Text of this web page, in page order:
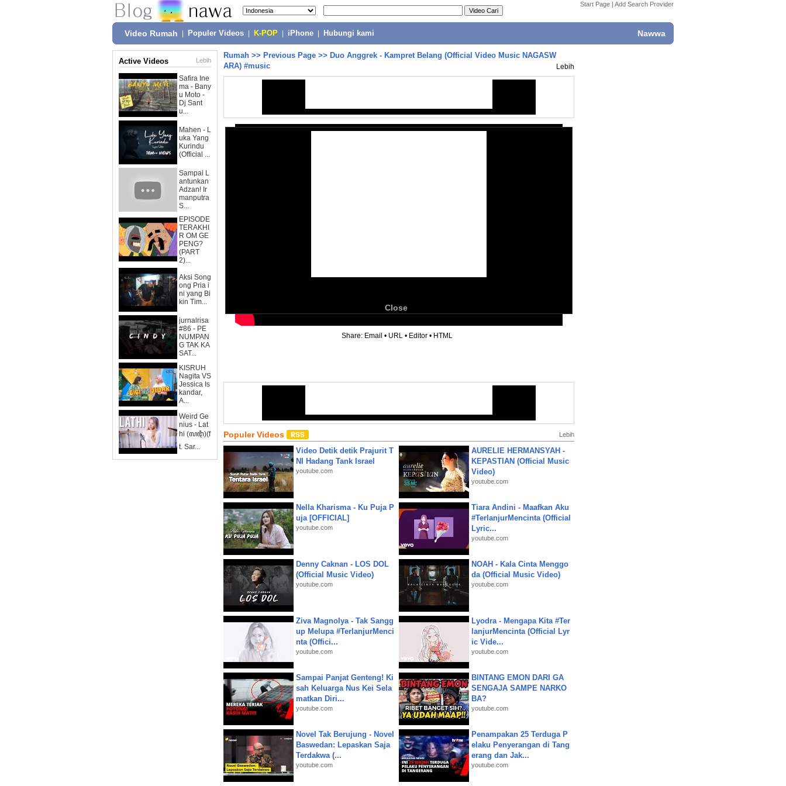
Start Page | Add Search Provider
Video Rumah Populer Videos K-POP iPhone Hubungi kami Nawwa
Active Videos Lebih
Safira Ine
ma - Bany
u Moto -
Dj Sant
u...
Mahen - L
uka Yang
Kurindu
(Official ...
Sampai L
antunkan
Adzan! Ir
manputra
S...
EPISODE
TERAKHI
R OM GE
PENG?
(PART
2)...
Aksi Song
ong Pria i
ni yang Bi
kin Tim...
jurnalrisa
#86 - PE
NUMPAN
G TAK KA
SAT...
KISRUH
Nagita VS
Jessica Is
kandar,
A...
Weird Ge
nius - Lat
hi (ꦭꦛꦶ)(f
t. Sar...
Rumah >> Previous Page >> Duo Anggrek - Kampret Belang (Official Video Music NAGASW
ARA) #music
Lebih
Close
Share: Email • URL • Editor • HTML
Populer Videos Lebih
Video Detik detik Prajurit T
NI Hadang Tank Israel
youtube.com
AURELIE HERMANSYAH -
KEPASTIAN (Official Music
Video)
youtube.com
Nella Kharisma - Ku Puja P
uja [OFFICIAL]
youtube.com
Tiara Andini - Maafkan Aku
#TerlanjurMencinta (Official
Lyric...
youtube.com
Denny Caknan - LOS DOL
(Official Music Video)
youtube.com
NOAH - Kala Cinta Menggo
da (Official Music Video)
youtube.com
Ziva Magnolya - Tak Sangg
up Melupa #TerlanjurMenci
nta (Offici...
youtube.com
Lyodra - Mengapa Kita #Ter
lanjurMencinta (Official Lyr
ic Vide...
youtube.com
Sampai Panjat Genteng! Ki
sah Keluarga Nus Kei Sela
matkan Diri...
youtube.com
BINTANG EMON DARI GA
SENGAJA SAMPE NARKO
BA?
youtube.com
Novel Tak Berujung - Novel
Baswedan: Lepaskan Saja
Terdakwa (...
youtube.com
Penampakan 25 Terduga P
elaku Penyerangan di Tang
erang dan Jak...
youtube.com